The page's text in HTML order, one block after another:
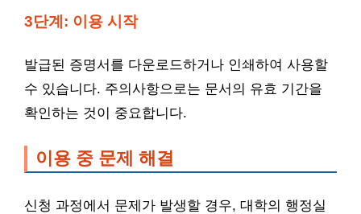
3단계: 이용 시작
발급된 증명서를 다운로드하거나 인쇄하여 사용할
수 있습니다. 주의사항으로는 문서의 유효 기간을
확인하는 것이 중요합니다.
이용 중 문제 해결
신청 과정에서 문제가 발생할 경우, 대학의 행정실